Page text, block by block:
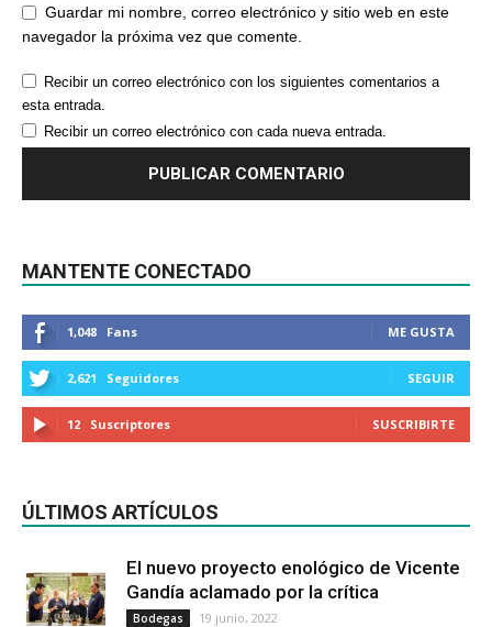
Guardar mi nombre, correo electrónico y sitio web en este
navegador la próxima vez que comente.
Recibir un correo electrónico con los siguientes comentarios a
esta entrada.
Recibir un correo electrónico con cada nueva entrada.
MANTENTE CONECTADO
1,048 Fans ME GUSTA
2,621 Seguidores SEGUIR
12 Suscriptores SUSCRIBIRTE
ÚLTIMOS ARTÍCULOS
El nuevo proyecto enológico de Vicente
Gandía aclamado por la crítica
Bodegas 19 junio, 2022